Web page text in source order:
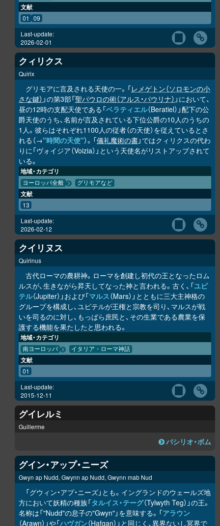
文献
01 09
Last-update:
2026-02-01
クィリクス
Quirix
グリモアに言及される天使の一。「レメゲトン（ソロモンの小
さな鍵） 」の第3部「聖パウロの術（アルス・パウリナ） 」において、
昼の12時の支配天使である「ベラティエル（Beratiel）」配下の公
爵天使のうち、名前が言及されている下位公爵の10人のうちの
1人。彼らはそれぞれ1100人の従者（の天使）を従えているとさ
れる（→"時間の天使"）。「儀礼魔術の書」ではクィリクスの代わ
りに「ヴォイジア（Voizia）」という天使名がリストアップされて
いる。
地域・カテゴリ
ヨーロッパ全般 グリモアなど
文献
13
Last-update:
2026-02-12
クイリヌス
Quirinus
古代ローマの農耕神。ローマを創建し初代の王となったロム
ルスが、生きながら昇天してなった神と言われる。古く、「ユピ
テル（Jupiter）」および「マルス（Mars）」とともに三大主神格の
グループを構成し、ユピテルが王権と宗教を司り、マルスが戦
いを司るのに対し、もっぱら庶民と、その生業である農業を保
護する機能を果たしたと思われる。
地域・カテゴリ
南ヨーロッパ イタリア・ローマ神話
文献
01
Last-update:
2015-12-11
グイレルミ
Guillerme
バシリオ・ボム
グイン・アップ・ニーズ
Gwyn ap Nudd, Gwynn ap Nudd, Gwynn mab Nud
「グウィン・アプ・ニーズ」とも。イングランドのウェールズ地
方において妖精の種族「タルイス・テーグ（Tylwyth Teg）」の王。
名称は「"Nudd"の息子の"Gwyn"」を意味する。「アラウン
（Arawn）」や「ハヴガン（Hafgan）」と同じく、異界ないし冥界で